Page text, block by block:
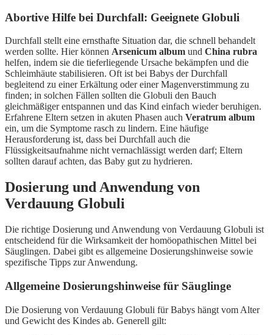
Abortive Hilfe bei Durchfall: Geeignete Globuli
Durchfall stellt eine ernsthafte Situation dar, die schnell behandelt
werden sollte. Hier können Arsenicum album und China rubra
helfen, indem sie die tieferliegende Ursache bekämpfen und die
Schleimhäute stabilisieren. Oft ist bei Babys der Durchfall
begleitend zu einer Erkältung oder einer Magenverstimmung zu
finden; in solchen Fällen sollten die Globuli den Bauch
gleichmäßiger entspannen und das Kind einfach wieder beruhigen.
Erfahrene Eltern setzen in akuten Phasen auch Veratrum album
ein, um die Symptome rasch zu lindern. Eine häufige
Herausforderung ist, dass bei Durchfall auch die
Flüssigkeitsaufnahme nicht vernachlässigt werden darf; Eltern
sollten darauf achten, das Baby gut zu hydrieren.
Dosierung und Anwendung von
Verdauung Globuli
Die richtige Dosierung und Anwendung von Verdauung Globuli ist
entscheidend für die Wirksamkeit der homöopathischen Mittel bei
Säuglingen. Dabei gibt es allgemeine Dosierungshinweise sowie
spezifische Tipps zur Anwendung.
Allgemeine Dosierungshinweise für Säuglinge
Die Dosierung von Verdauung Globuli für Babys hängt vom Alter
und Gewicht des Kindes ab. Generell gilt: